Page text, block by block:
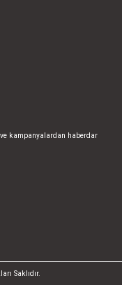
kampanyalardan haberdar
Saklıdır.